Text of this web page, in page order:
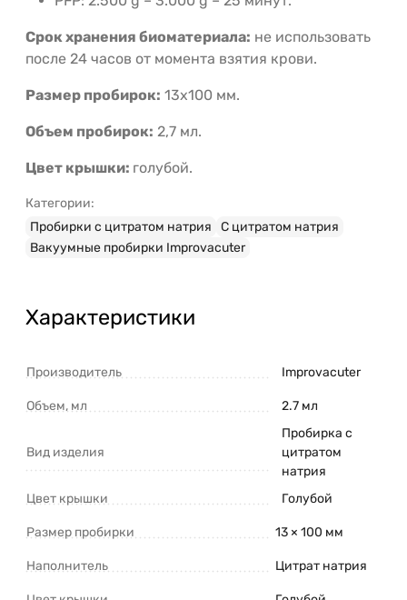
Срок хранения биоматериала: не использовать
после 24 часов от момента взятия крови.
Размер пробирок: 13х100 мм.
Объем пробирок: 2,7 мл.
Цвет крышки: голубой.
Категории:
Пробирки с цитратом натрия
С цитратом натрия
Вакуумные пробирки Improvacuter
Характеристики
Производитель Improvacuter
Объем, мл 2.7 мл
Вид изделия
Пробирка с
цитратом
натрия
Цвет крышки
Голубой
Размер пробирки 13 × 100 мм
Наполнитель Цитрат натрия